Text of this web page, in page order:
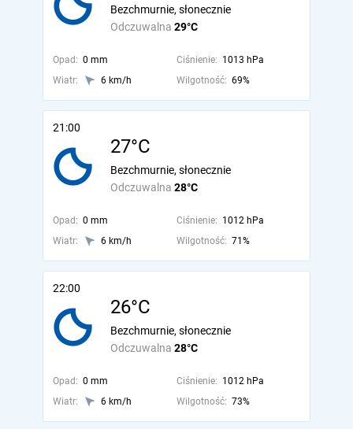
Odczuwalna 29°C
Bezchmurnie, słonecznie
Opad: 0 mm Ciśnienie: 1013 hPa
Wiatr:
6 km/h Wilgotność: 69%
21:00
27°C
Odczuwalna 28°C
Bezchmurnie, słonecznie
Opad: 0 mm Ciśnienie: 1012 hPa
Wiatr:
6 km/h Wilgotność: 71%
22:00
26°C
Odczuwalna 28°C
Bezchmurnie, słonecznie
Opad: 0 mm Ciśnienie: 1012 hPa
Wiatr:
6 km/h Wilgotność: 73%